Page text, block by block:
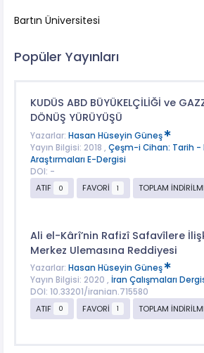
Bartın Üniversitesi
Popüler Yayınları
KUDÜS ABD BÜYÜKELÇİLİĞİ ve
DÖNÜŞ YÜRÜYÜŞÜ
Yazarlar: Hasan Hüseyin Güneş
Yayın Bilgisi: 2018 , Çeşm-i Cihan: Tarih -
Araştırmaları E-Dergisi
DOI: -
ATIF
0 FAVORİ 1 TOPLAM
Ali el-Kârî’nin Rafizî Safavîlere
Merkez Ulemasına Reddiyesi
Yazarlar: Hasan Hüseyin Güneş
Yayın Bilgisi: 2020 , İran Çalışmaları
DOI: 10.33201/iranian.715580
ATIF
0 FAVORİ 1 TOPLAM